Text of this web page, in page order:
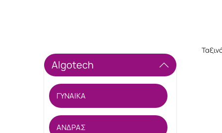
Algotech
ΓΥΝΑΙΚΑ
ΑΝΔΡΑΣ